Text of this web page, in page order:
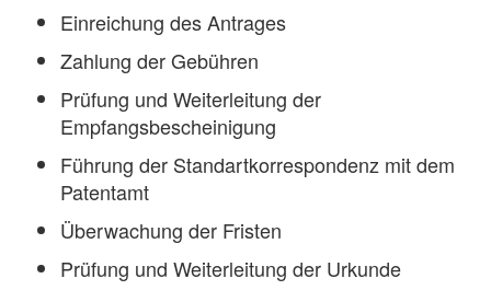
Einreichung des Antrages
Zahlung der Gebühren
Prüfung und Weiterleitung der
Empfangsbescheinigung
Führung der Standartkorrespondenz mit dem
Patentamt
Überwachung der Fristen
Prüfung und Weiterleitung der Urkunde